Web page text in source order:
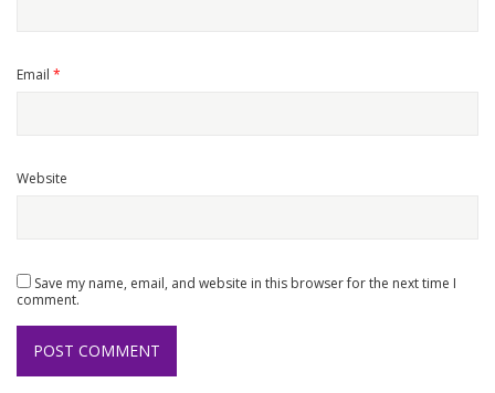
Email *
Website
Save my name, email, and website in this browser for the next time I
comment.